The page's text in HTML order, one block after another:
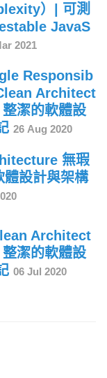
）| 可測
JavaS
2021
Responsib
Architect
潔的軟體設
26 Aug 2020
無瑕
體設計與架構
Architect
潔的軟體設
06 Jul 2020